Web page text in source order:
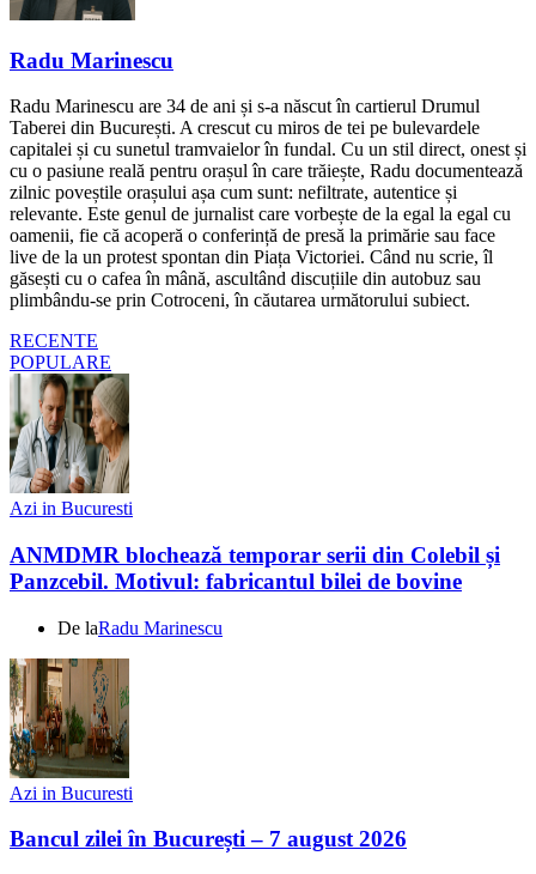
Radu Marinescu
Radu Marinescu are 34 de ani și s-a născut în cartierul Drumul
Taberei din București. A crescut cu miros de tei pe bulevardele
capitalei și cu sunetul tramvaielor în fundal. Cu un stil direct, onest și
cu o pasiune reală pentru orașul în care trăiește, Radu documentează
zilnic poveștile orașului așa cum sunt: nefiltrate, autentice și
relevante. Este genul de jurnalist care vorbește de la egal la egal cu
oamenii, fie că acoperă o conferință de presă la primărie sau face
live de la un protest spontan din Piața Victoriei. Când nu scrie, îl
găsești cu o cafea în mână, ascultând discuțiile din autobuz sau
plimbându-se prin Cotroceni, în căutarea următorului subiect.
RECENTE
POPULARE
Azi in Bucuresti
ANMDMR blochează temporar serii din Colebil și
Panzcebil. Motivul: fabricantul bilei de bovine
De laRadu Marinescu
Azi in Bucuresti
Bancul zilei în București – 7 august 2026